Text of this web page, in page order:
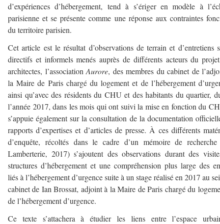
d’expériences d’hébergement, tend à s’ériger en modèle à
parisienne et se présente comme une réponse aux contraintes
du territoire parisien.
Cet article est le résultat d’observations de terrain et d’entretiens
directifs et informels menés auprès de différents acteurs du
architectes, l’associationAurore, des membres du cabinet de
la Maire de Paris chargé du logement et de l’hébergement
ainsi qu’avec des résidents du CHU et des habitants du quartier,
l’année 2017, dans les mois qui ont suivi la mise en fonction du
s’appuie également sur la consultation de la documentation
rapports d’expertises et d’articles de presse. À ces différents
d’enquête, récoltés dans le cadre d’un mémoire de
Lamberterie, 2017) s’ajoutent des observations durant des
structures d’hébergement et une compréhension plus large des
liés à l’hébergement d’urgence suite à un stage réalisé en 2017 au
cabinet de Ian Brossat, adjoint à la Maire de Paris chargé du
de l’hébergement d’urgence.
Ce texte s’attachera à étudier les liens entre l’espace